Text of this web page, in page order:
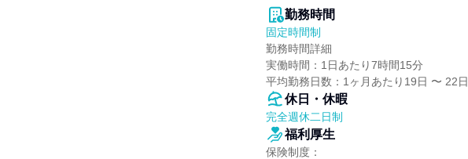
勤務時間
固定時間制
勤務時間詳細
実働時間：1日あたり7時間15分
平均勤務日数：1ヶ月あたり19日 〜 22日
休日・休暇
完全週休二日制
福利厚生
保険制度：